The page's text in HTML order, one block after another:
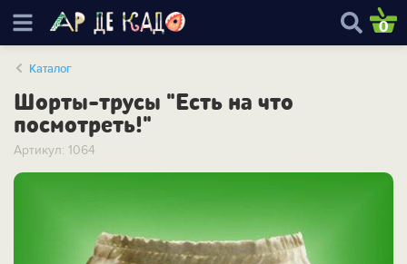
0
Каталог
Шорты-трусы "Есть на что
посмотреть!"
Артикул: 1064